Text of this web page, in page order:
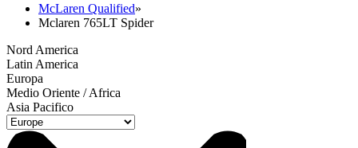
McLaren Qualified»
Mclaren 765LT Spider
Nord America
Latin America
Europa
Medio Oriente / Africa
Asia Pacifico